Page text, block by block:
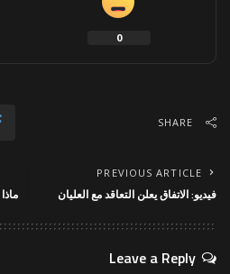
0
SHARE
PREVIOUS ARTICLE
فيديو: الاتفاق يعلن التعاقد مع العليان
Leave a Reply